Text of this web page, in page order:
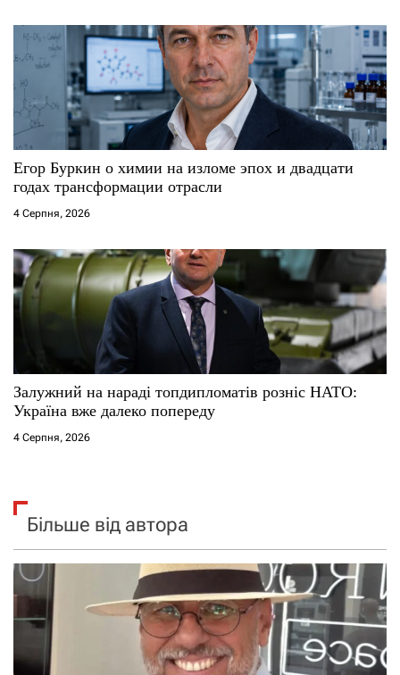
в
Егор Буркин о химии на изломе эпох и двадцати
годах трансформации отрасли
4 Серпня, 2026
Залужний на нараді топдипломатів розніс НАТО:
Україна вже далеко попереду
4 Серпня, 2026
Більше від автора